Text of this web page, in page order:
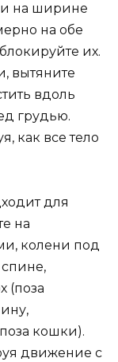
на ширине
на обе
их.
вытяните
вдоль
грудью.
как все тело
для
на
колени под
(поза
кошки).
движение с